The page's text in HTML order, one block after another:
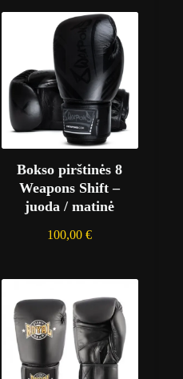
Bokso pirštinės 8
Weapons Shift –
juoda / matinė
100,00€